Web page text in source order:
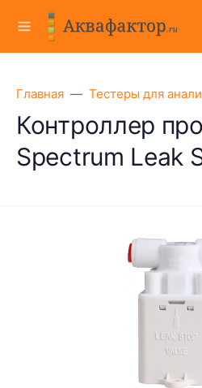
Главная Тестеры для
Контроллер
Spectrum Leak